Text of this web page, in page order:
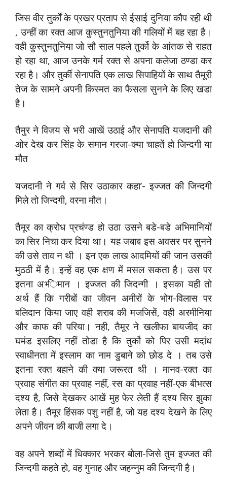
जिस वीर तुर्कों के प्रखर प्रताप से ईसाई दुनिया कौप रही थी
, उन्‍हीं का रक्‍त आज कुस्‍तुनतुनिया की गलियों में बह रहा है।
वही कुस्‍तुनतुनिया जो सौ साल पहले तुर्को के आंतक से राहत
हो रहा था, आज उनके गर्म रक्‍त से अपना कलेजा ठण्‍डा कर
रहा है। और तुर्की सेनापति एक लाख सिपाहियों के साथ तैमूरी
तेज के सामने अपनी किस्‍मत का फैसला सुनने के लिए खडा
है।
तैमुर ने विजय से भरी आखें उठाई और सेनापति यजदानी की
ओर देख कर सिंह के समान गरजा-क्‍या चाहतें हो जिन्‍दगी या
मौत
यजदानी ने गर्व से सिर उठाकार कहा’- इज्‍जत की जिन्‍दगी
मिले तो जिन्‍दगी, वरना मौत।
तैमूर का क्रोध प्रचंण्‍ड हो उठा उसने बडे-बडे अभिमानियों
का सिर निचा कर दिया था। यह जबाब इस अवसर पर सुनने
की उसे ताव न थी । इन एक लाख आदमियों की जान उसकी
मुठठी में है। इन्‍हें वह एक क्षण में मसल सकता है। उस पर
इतना अभ्‍िमान । इज्‍जत की जिदन्‍गी । इसका यही तो
अर्थ हैं कि गरीबों का जीवन अमीरों के भोग-विलास पर
बलिदान किया जाए वही शराब की मजजिसें, वही अरमीनिया
और काफ की परिया। नही, तैमूर ने खलीफा बायजीद का
घमंड इसलिए नहीं तोडा है कि तुर्को को पिर उसी मदांध
स्‍वाधीनता में इस्‍लाम का नाम डुबाने को छोड दे । तब उसे
इतना रक्‍त बहाने की क्‍या जरूरत थी । मानव-रक्‍त का
प्रवाह संगीत का प्रवाह नहीं, रस का प्रवाह नहीं-एक बीभत्‍स
दश्‍य है, जिसे देखकर आखें मु‍ह फेर लेती हैं दश्‍य सिर झुका
लेता है। तैमूर हिंसक पशु नहीं है, जो यह दश्‍य देखने के लिए
अपने जीवन की बाजी लगा दे।
वह अपने शब्‍दों में धिक्‍कार भरकर बोला-जिसे तुम इज्‍जत की
जिन्‍दगी कहते हो, वह गुनाह और जहन्‍नुम की जिन्‍दगी है।